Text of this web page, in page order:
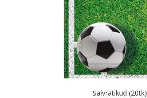
Salvrätikud (20tk)